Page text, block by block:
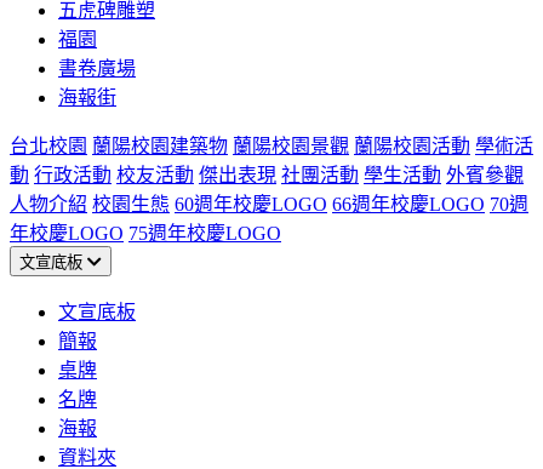
五虎碑雕塑
福園
書卷廣場
海報街
台北校園 蘭陽校園建築物 蘭陽校園景觀 蘭陽校園活動 學術活
動 行政活動 校友活動 傑出表現 社團活動 學生活動 外賓參觀
人物介紹 校園生態 60週年校慶LOGO 66週年校慶LOGO 70週
年校慶LOGO 75週年校慶LOGO
文宣底板
文宣底板
簡報
桌牌
名牌
海報
資料夾